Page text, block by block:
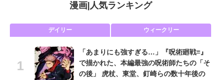
漫画| 人気ランキング
デイリー ウィークリー
「あまりにも強すぎる…」『呪術廻戦≡』
で描かれた、本編最強の呪術師たちの「そ
の後」 虎杖、東堂、釘崎らの数十年後の